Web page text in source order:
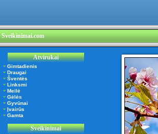
Sveikinimai.com
Atvirukai
Gimtadienis
Draugai
Šventės
Linksmi
Meilė
Gėlės
Gyvūnai
Įvairūs
Gamta
Sveikinimai